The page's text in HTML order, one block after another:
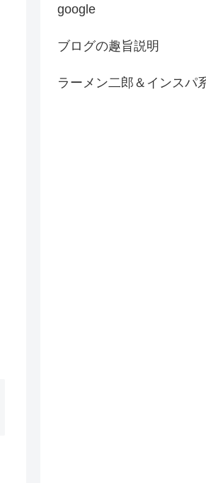
google
ブログの趣旨説明
ラーメン二郎＆インス